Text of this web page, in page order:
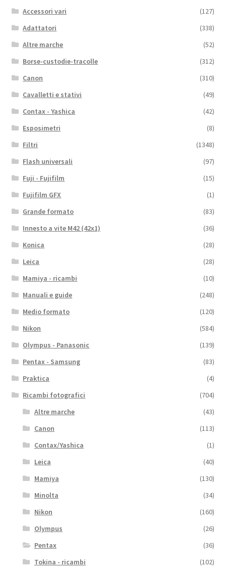
Accessori vari
(127)
Adattatori
(338)
Altre marche
(52)
Borse-custodie-tracolle
(312)
Canon
(310)
Cavalletti e stativi
(49)
Contax - Yashica
(42)
Esposimetri
(8)
Filtri
(1348)
Flash universali
(97)
Fuji - Fujifilm
(15)
Fujifilm GFX
(1)
Grande formato
(83)
Innesto a vite M42 (42x1)
(36)
Konica
(28)
Leica
(28)
Mamiya - ricambi
(10)
Manuali e guide
(248)
Medio formato
(120)
Nikon
(584)
Olympus - Panasonic
(139)
Pentax - Samsung
(83)
Praktica
(4)
Ricambi fotografici
(704)
Altre marche
(43)
Canon
(113)
Contax/Yashica
(1)
Leica
(40)
Mamiya
(130)
Minolta
(34)
Nikon
(160)
Olympus
(26)
Pentax
(36)
Tokina - ricambi
(102)